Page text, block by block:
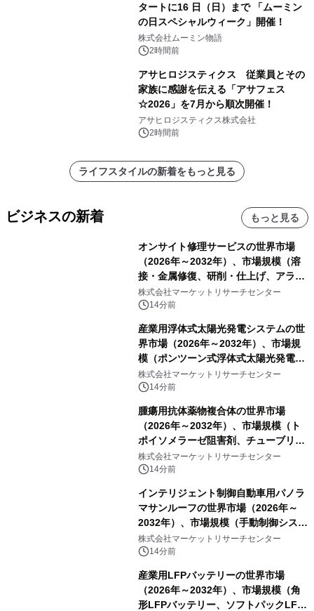
タートに16 日（日）まで 「ムーミン
の日スペシャルウィーク」開催！
株式会社ムーミン物語
2時間前
アサヒロジスティクス 従業員とその
家族に感謝を伝える「アサフェス
☆2026」を7月から順次開催！
アサヒロジスティクス株式会社
2時間前
ライフスタイルの新着をもっと見る
ビジネスの新着 もっと見る
オンサイト修理サービスの世界市場
（2026年～2032年）、市場規模（溶
接・金属修復、研削・仕上げ、アライ
メント、その他）・分析レポートを発
表
株式会社マーケットリサーチセンター
14分前
産業用浮体式太陽光発電システムの世
界市場（2026年～2032年）、市場規
模（ポンツーン式浮体式太陽光発電シ
ステム、モジュール式浮体式太陽光発
電システム、係留式浮体式太陽光発電
株式会社マーケットリサーチセンター
14分前
腫瘍用抗体薬物複合体の世界市場
（2026年～2032年）、市場規模（ト
ポイソメラーゼ阻害剤、チューブリン
阻害剤、DNA損傷薬、その他）・分析
レポートを発表
株式会社マーケットリサーチセンター
14分前
インテリジェント制御自動車用パノラ
マサンルーフの世界市場（2026年～
2032年）、市場規模（手動制御システ
ム、自動ワンタッチ制御システム、セ
ンサーベースのインテリジェント制御
株式会社マーケットリサーチセンター
14分前
産業用LFPバッテリーの世界市場
（2026年～2032年）、市場規模（角
形LFPバッテリー、ソフトパックLFP